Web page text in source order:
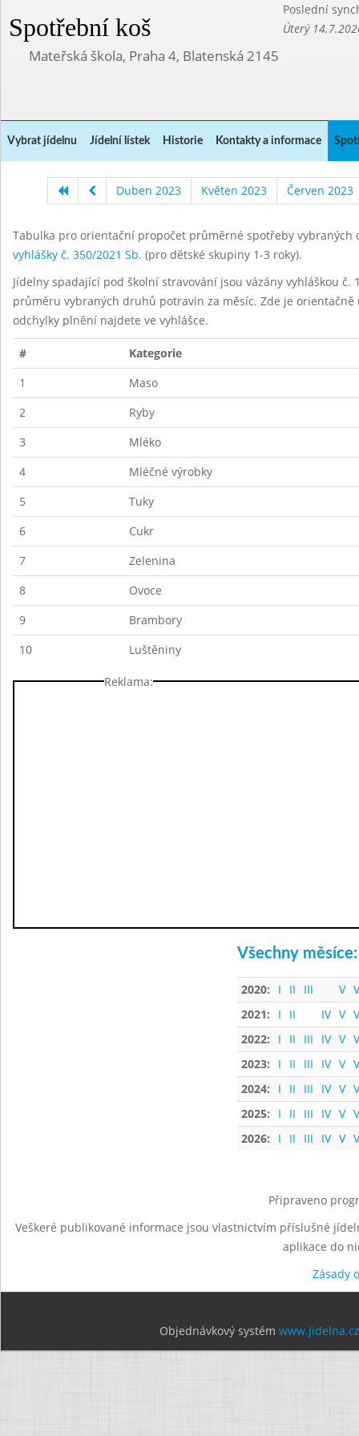
Spotřební koš
Poslední
Úterý
Mateřská škola, Praha 4, Blatenská 2145
Vybrat jídelnu Jídelní lístek Historie Kontakty a informace
Duben 2023 Květen 2023 Červen 2023
Tabulka pro orientační propočet průměrné spotřeby
vyhlášky č. 350/2021 Sb. (pro dětské skupiny 1-3 roky).
Jídelny spadající pod školní stravování jsou vázány vyhláškou
průměru vybraných druhů potravin za měsíc. Zde je
odchylky plnění najdete ve vyhlášce.
#
Kategorie
1
Maso
2
Ryby
3
Mléko
4
Mléčné výrobky
5
Tuky
6
Cukr
7
Zelenina
8
Ovoce
9
Brambory
10
Luštěniny
Reklama:
Všechny měsíce:
2020: I II III V
2021:
I II IV V
2022:
I II III IV V
2023:
I II III IV V
2024:
I II III IV V
2025:
I II III IV V
2026:
I II III IV V
Připraveno
Veškeré publikované informace jsou vlastnictvím příslušné
aplikace do
Zásady
Objednávkový systém www.jidelna.cz